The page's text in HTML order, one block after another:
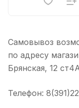
Самовывоз
по адресу
Брянская, 12
Телефон: